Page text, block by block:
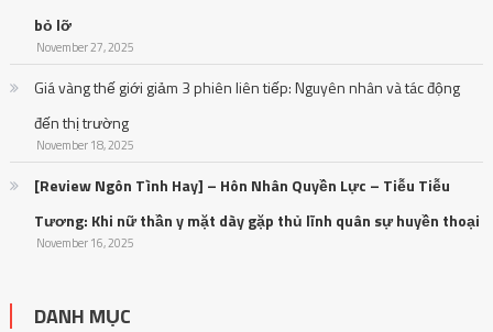
bỏ lỡ
November 27, 2025
Giá vàng thế giới giảm 3 phiên liên tiếp: Nguyên nhân và tác động
đến thị trường
November 18, 2025
[Review Ngôn Tình Hay] – Hôn Nhân Quyền Lực – Tiễu Tiễu
Tương: Khi nữ thần y mặt dày gặp thủ lĩnh quân sự huyền thoại
November 16, 2025
DANH MỤC